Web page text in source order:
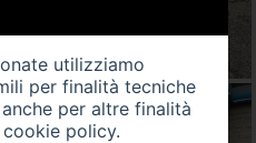
utilizziamo
per finalità tecniche
per altre finalità
cookie policy.